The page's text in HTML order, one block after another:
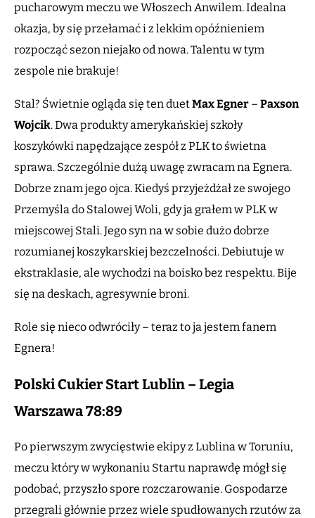
pucharowym meczu we Włoszech Anwilem. Idealna
okazja, by się przełamać i z lekkim opóźnieniem
rozpocząć sezon niejako od nowa. Talentu w tym
zespole nie brakuje!
Stal? Świetnie ogląda się ten duetMax Egner – Paxson
Wojcik. Dwa produkty amerykańskiej szkoły
koszykówki napędzające zespół z PLK to świetna
sprawa. Szczególnie dużą uwagę zwracam na Egnera.
Dobrze znam jego ojca. Kiedyś przyjeżdżał ze swojego
Przemyśla do Stalowej Woli, gdy ja grałem w PLK w
miejscowej Stali. Jego syn na w sobie dużo dobrze
rozumianej koszykarskiej bezczelności. Debiutuje w
ekstraklasie, ale wychodzi na boisko bez respektu. Bije
się na deskach, agresywnie broni.
Role się nieco odwróciły – teraz to ja jestem fanem
Egnera!
Polski Cukier Start Lublin – Legia
Warszawa 78:89
Po pierwszym zwycięstwie ekipy z Lublina w Toruniu,
meczu który w wykonaniu Startu naprawdę mógł się
podobać, przyszło spore rozczarowanie. Gospodarze
przegrali głównie przez wiele spudłowanych rzutów za